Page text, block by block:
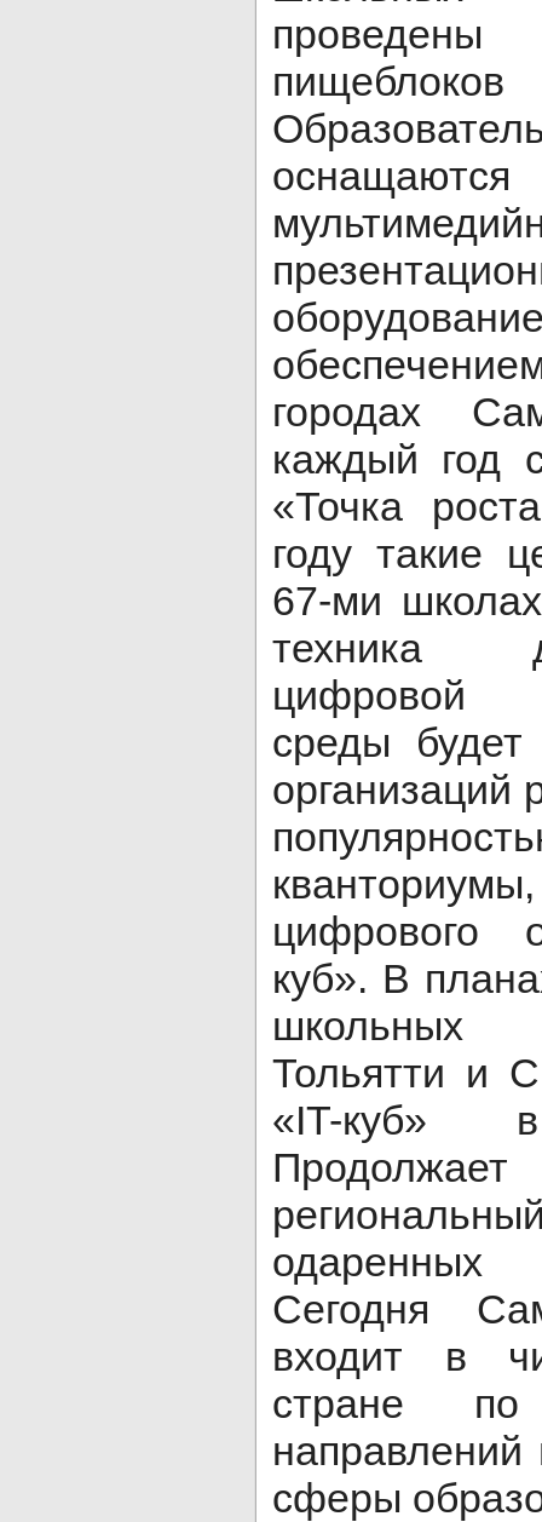
городах
каждый год
«Точка
году такие
67-ми
техника
цифровой
среды
организаций
цифрового
куб». В
школьных
Тольятти и
«IT-куб»
Сегодня
входит в
стране
сферы